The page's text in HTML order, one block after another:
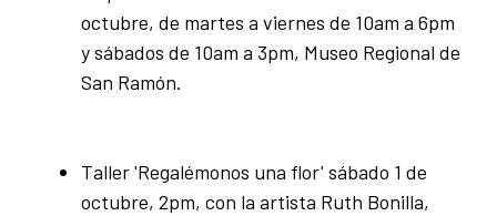
octubre, de martes a viernes de 10am a 6pm
y sábados de 10am a 3pm, Museo Regional de
San Ramón.
Taller 'Regalémonos una flor' sábado 1 de
octubre, 2pm, con la artista Ruth Bonilla,